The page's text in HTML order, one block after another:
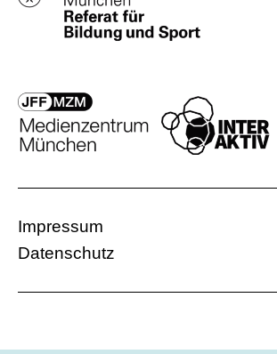
Impressum
Datenschutz